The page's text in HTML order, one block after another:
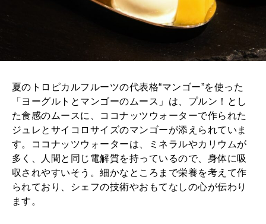
夏のトロピカルフルーツの代表格“マンゴー”を使った
「ヨーグルトとマンゴーのムース」は、プルン！とし
た食感のムースに、ココナッツウォーターで作られた
ジュレとサイコロサイズのマンゴーが添えられていま
す。ココナッツウォーターは、ミネラルやカリウムが
多く、人間と同じ電解質を持っているので、身体に吸
収されやすいそう。細かなところまで栄養を考えて作
られており、シェフの技術やおもてなしの心が伝わり
ます。